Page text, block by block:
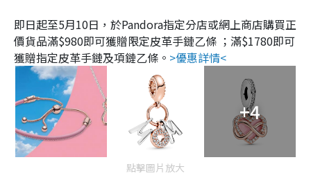
即日起至5月10日，於Pandora指定分店或網上商店購買正
價貨品滿$980即可獲贈限定皮革手鏈乙條 ；滿$1780即可
獲贈指定皮革手鏈及項鏈乙條。 >優惠詳情<
+4
點擊圖片放大